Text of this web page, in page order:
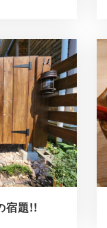
宿題!!